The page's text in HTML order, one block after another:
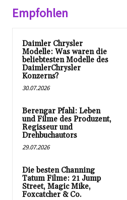
Empfohlen
Daimler Chrysler
Modelle: Was waren die
beliebtesten Modelle des
DaimlerChrysler
Konzerns?
30.07.2026
Berengar Pfahl: Leben
und Filme des Produzent,
Regisseur und
Drehbuchautors
29.07.2026
Die besten Channing
Tatum Filme: 21 Jump
Street, Magic Mike,
Foxcatcher & Co.